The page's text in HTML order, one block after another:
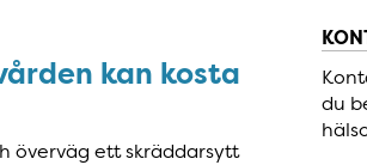
kan kosta
överväg ett skräddarsytt
du